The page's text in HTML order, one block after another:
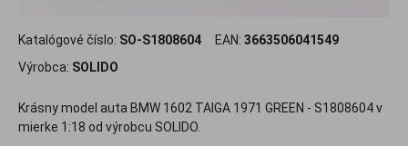
Katalógové číslo: SO-S1808604 EAN: 3663506041549
Výrobca: SOLIDO
Krásny model auta BMW 1602 TAIGA 1971 GREEN - S1808604 v
mierke 1:18 od výrobcu SOLIDO.